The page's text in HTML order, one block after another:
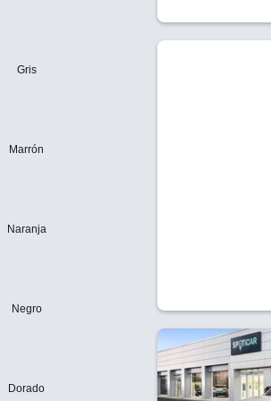
Gris
Marrón
Naranja
Negro
Dorado